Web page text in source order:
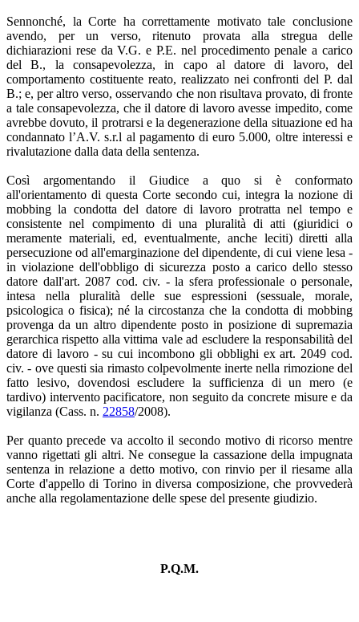
Sennonché, la Corte ha correttamente motivato tale conclusione
avendo, per un verso, ritenuto provata alla stregua delle
dichiarazioni rese da V.G. e P.E. nel procedimento penale a carico
del B., la consapevolezza, in capo al datore di lavoro, del
comportamento costituente reato, realizzato nei confronti del P. dal
B.; e, per altro verso, osservando che non risultava provato, di fronte
a tale consapevolezza, che il datore di lavoro avesse impedito, come
avrebbe dovuto, il protrarsi e la degenerazione della situazione ed ha
condannato l’A.V. s.r.l al pagamento di euro 5.000, oltre interessi e
rivalutazione dalla data della sentenza.
Così argomentando il Giudice a quo si è conformato
all'orientamento di questa Corte secondo cui, integra la nozione di
mobbing la condotta del datore di lavoro protratta nel tempo e
consistente nel compimento di una pluralità di atti (giuridici o
meramente materiali, ed, eventualmente, anche leciti) diretti alla
persecuzione od all'emarginazione del dipendente, di cui viene lesa -
in violazione dell'obbligo di sicurezza posto a carico dello stesso
datore dall'art. 2087 cod. civ. - la sfera professionale o personale,
intesa nella pluralità delle sue espressioni (sessuale, morale,
psicologica o fisica); né la circostanza che la condotta di mobbing
provenga da un altro dipendente posto in posizione di supremazia
gerarchica rispetto alla vittima vale ad escludere la responsabilità del
datore di lavoro - su cui incombono gli obblighi ex art. 2049 cod.
civ. - ove questi sia rimasto colpevolmente inerte nella rimozione del
fatto lesivo, dovendosi escludere la sufficienza di un mero (e
tardivo) intervento pacificatore, non seguito da concrete misure e da
vigilanza (Cass. n. 22858/2008).
Per quanto precede va accolto il secondo motivo di ricorso mentre
vanno rigettati gli altri. Ne consegue la cassazione della impugnata
sentenza in relazione a detto motivo, con rinvio per il riesame alla
Corte d'appello di Torino in diversa composizione, che provvederà
anche alla regolamentazione delle spese del presente giudizio.
P.Q.M.